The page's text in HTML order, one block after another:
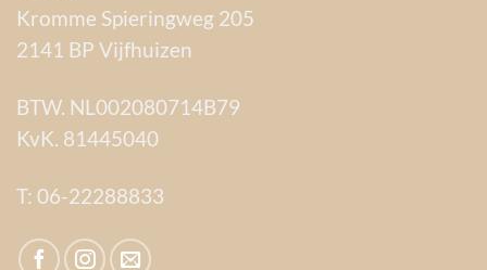
Kromme Spieringweg 205
2141 BP Vijfhuizen
BTW. NL002080714B79
KvK. 81445040
T: 06-22288833